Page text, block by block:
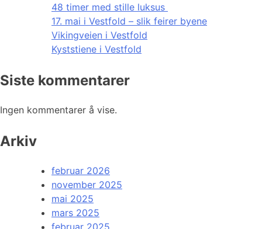
48 timer med stille luksus
17. mai i Vestfold – slik feirer byene
Vikingveien i Vestfold
Kyststiene i Vestfold
Siste kommentarer
Ingen kommentarer å vise.
Arkiv
februar 2026
november 2025
mai 2025
mars 2025